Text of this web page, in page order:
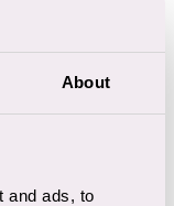
About
and ads, to
te stralen en
het belangrijk
zegt Karin. “Ik